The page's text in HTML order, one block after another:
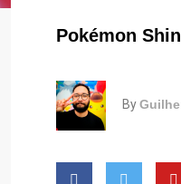
Pokémon
By